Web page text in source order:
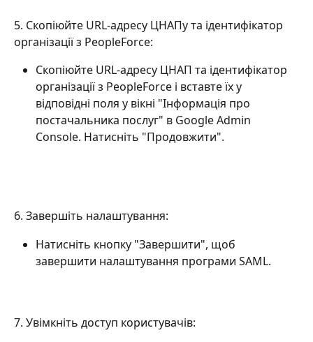
5. Скопіюйте URL-адресу ЦНАПу та ідентифікатор
організації з PeopleForce:
Скопіюйте URL-адресу ЦНАП та ідентифікатор
організації з PeopleForce і вставте їх у
відповідні поля у вікні "Інформація про
постачальника послуг" в Google Admin
Console. Натисніть "Продовжити".
6. Завершіть налаштування:
Натисніть кнопку "Завершити", щоб
завершити налаштування програми SAML.
7. Увімкніть доступ користувачів: